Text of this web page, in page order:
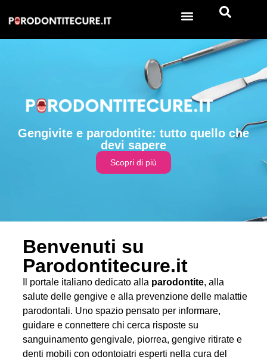
Gengivite e parodontite: tutto quello che
devi sapere
Scopri di più
Benvenuti su
Parodontitecure.it
Il portale italiano dedicato alla parodontite, alla
salute delle gengive e alla prevenzione delle malattie
parodontali. Uno spazio pensato per informare,
guidare e connettere chi cerca risposte su
sanguinamento gengivale, piorrea, gengive ritirate e
denti mobili con odontoiatri esperti nella cura del